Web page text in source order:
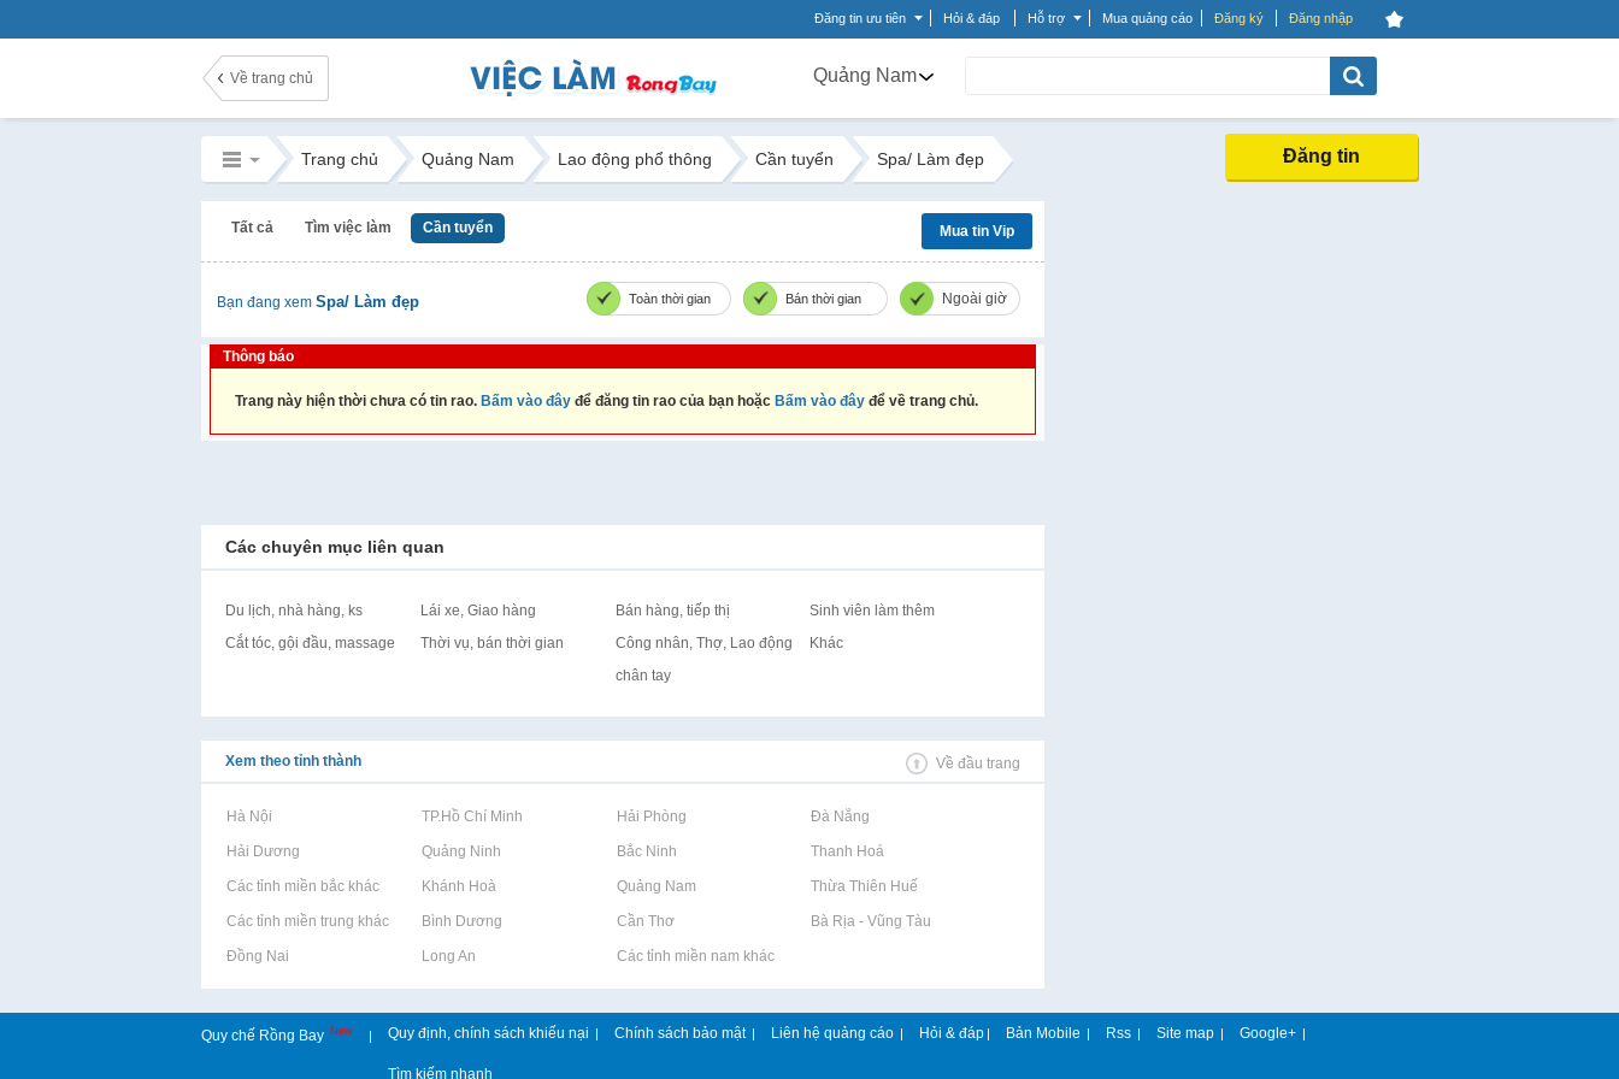
Đăng tin ưu tiên Hỏi & đáp Hỗ trợ Mua quảng cáo Đăng ký Đăng nhập
Về trang chủ Quảng Nam
Trang chủ Quảng Nam Lao động phổ thông Cần tuyển Spa/ Làm đẹp Đăng tin
Tất cả Tìm việc làm Cần tuyển Mua tin Vip
Bạn đang xem Spa/ Làm đẹp Toàn thời gian Bán thời gian Ngoài giờ
Thông báo
Trang này hiện thời chưa có tin rao. Bấm vào đây để đăng tin rao của bạn hoặc Bấm vào đây để về trang chủ.
Các chuyên mục liên quan
Du lịch, nhà hàng, ks Lái xe, Giao hàng Bán hàng, tiếp thị
Sinh viên làm thêm
Cắt tóc, gội đầu, massage
Thời vụ, bán thời gian
Công nhân, Thợ, Lao động
chân tay
Khác
Xem theo tỉnh thành Về đầu trang
Rao vặt tại Hà Nội Rao vặt tại TP.Hồ Chí Minh Rao vặt tại Hải Phòng Rao vặt tại Đà Nẵng
Rao vặt tại Hải Dương Rao vặt tại Quảng Ninh Rao vặt tại Bắc Ninh Rao vặt tại Thanh Hoá
Rao vặt tại Các tỉnh miền bắc khácRao vặt tại Khánh Hoà Rao vặt tại Quảng Nam Rao vặt tại Thừa Thiên Huế
Rao vặt tại Các tỉnh miền trung khácRao vặt tại Bình Dương Rao vặt tại Cần Thơ Rao vặt tại Bà Rịa - Vũng Tàu
Rao vặt tại Đồng Nai Rao vặt tại Long An Rao vặt tại Các tỉnh miền nam khác
Quy chế Rồng Bay New | Quy định, chính sách khiếu nại | Chính sách bảo mật | Liên hệ quảng cáo | Hỏi & đáp | Bản Mobile | Rss | Site map | Google+ |
Tìm kiếm nhanh